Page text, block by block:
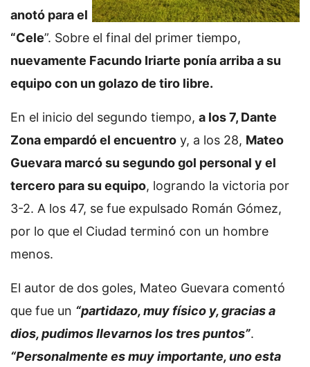
anotó para el
“Cele”. Sobre el final del primer tiempo,
nuevamente Facundo Iriarte ponía arriba a su
equipo con un golazo de tiro libre.
En el inicio del segundo tiempo, a los 7, Dante
Zona empardó el encuentro y, a los 28, Mateo
Guevara marcó su segundo gol personal y el
tercero para su equipo, logrando la victoria por
3-2. A los 47, se fue expulsado Román Gómez,
por lo que el Ciudad terminó con un hombre
menos.
El autor de dos goles, Mateo Guevara comentó
que fue un “partidazo, muy físico y, gracias a
dios, pudimos llevarnos los tres puntos”.
“Personalmente es muy importante, uno esta